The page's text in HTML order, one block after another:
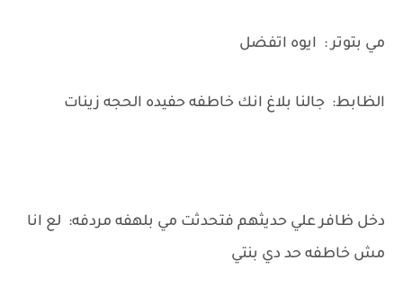
مي بتوتر : ايوه اتفضل
الظابط: جالنا بلاغ انك خاطفه حفيده الحجه زينات
دخل ظافر علي حديثهم فتحدثت مي بلهفه مردفه: لع انا
مش خاطفه حد دي بنتي